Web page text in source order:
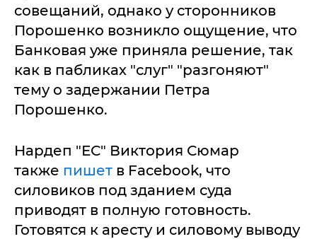
совещаний, однако у сторонников
Порошенко возникло ощущение, что
Банковая уже приняла решение, так
как в пабликах "слуг" "разгоняют"
тему о задержании Петра
Порошенко.
Нардеп "ЕС" Виктория Сюмар
также пишет в Facebook, что
силовиков под зданием суда
приводят в полную готовность.
Готовятся к аресту и силовому выводу